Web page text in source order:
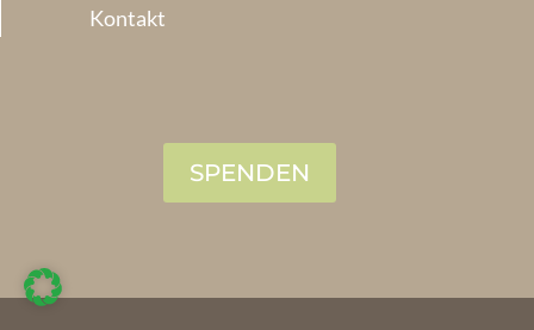
Kontakt
SPENDEN